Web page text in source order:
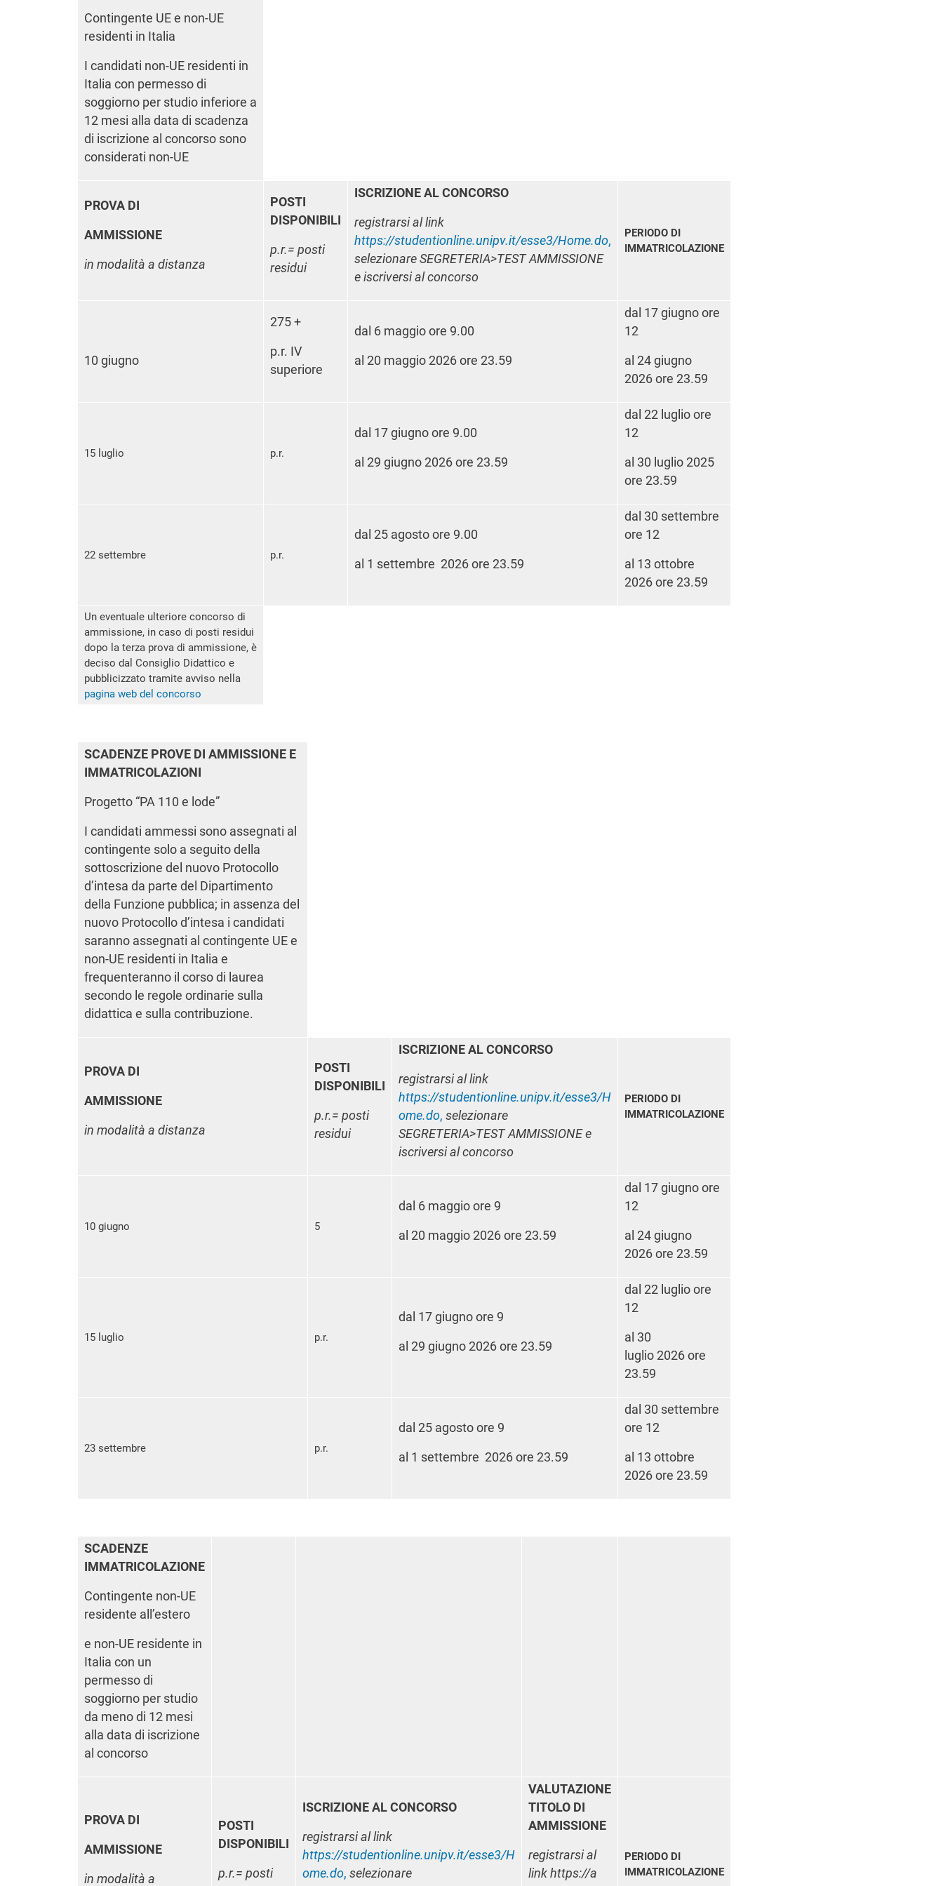
Contingente UE e non-UE
residenti in Italia
I candidati non-UE residenti in
Italia con permesso di
soggiorno per studio inferiore a
12 mesi alla data di scadenza
di iscrizione al concorso sono
considerati non-UE
PROVA DI
AMMISSIONE
in modalità a distanza
POSTI
DISPONIBILI
p.r.= posti
residui
ISCRIZIONE AL CONCORSO
registrarsi al link
https://studentionline.unipv.it/esse3/Home.do,
selezionare SEGRETERIA>TEST AMMISSIONE
e iscriversi al concorso
PERIODO DI
IMMATRICOLAZIONE
10 giugno
275 +
p.r. IV
superiore
dal 6 maggio ore 9.00
al 20 maggio 2026 ore 23.59
dal 17 giugno ore
12
al 24 giugno
2026 ore 23.59
15 luglio p.r.
dal 17 giugno ore 9.00
al 29 giugno 2026 ore 23.59
dal 22 luglio ore
12
al 30 luglio 2025
ore 23.59
22 settembre p.r.
dal 25 agosto ore 9.00
al 1 settembre 2026 ore 23.59
dal 30 settembre
ore 12
al 13 ottobre
2026 ore 23.59
Un eventuale ulteriore concorso di
ammissione, in caso di posti residui
dopo la terza prova di ammissione, è
deciso dal Consiglio Didattico e
pubblicizzato tramite avviso nella
pagina web del concorso
SCADENZE PROVE DI AMMISSIONE E
IMMATRICOLAZIONI
Progetto “PA 110 e lode”
I candidati ammessi sono assegnati al
contingente solo a seguito della
sottoscrizione del nuovo Protocollo
d’intesa da parte del Dipartimento
della Funzione pubblica; in assenza del
nuovo Protocollo d’intesa i candidati
saranno assegnati al contingente UE e
non-UE residenti in Italia e
frequenteranno il corso di laurea
secondo le regole ordinarie sulla
didattica e sulla contribuzione.
PROVA DI
AMMISSIONE
in modalità a distanza
POSTI
DISPONIBILI
p.r.= posti
residui
ISCRIZIONE AL CONCORSO
registrarsi al link
https://studentionline.unipv.it/esse3/H
ome.do, selezionare
SEGRETERIA>TEST AMMISSIONE e
iscriversi al concorso
PERIODO DI
IMMATRICOLAZIONE
10 giugno 5
dal 6 maggio ore 9
al 20 maggio 2026 ore 23.59
dal 17 giugno ore
12
al 24 giugno
2026 ore 23.59
15 luglio p.r.
dal 17 giugno ore 9
al 29 giugno 2026 ore 23.59
dal 22 luglio ore
12
al 30
luglio 2026 ore
23.59
23 settembre p.r.
dal 25 agosto ore 9
al 1 settembre 2026 ore 23.59
dal 30 settembre
ore 12
al 13 ottobre
2026 ore 23.59
SCADENZE
IMMATRICOLAZIONE
Contingente non-UE
residente all’estero
e non-UE residente in
Italia con un
permesso di
soggiorno per studio
da meno di 12 mesi
alla data di iscrizione
al concorso
PROVA DI
AMMISSIONE
in modalità a
POSTI
DISPONIBILI
p.r.= posti
ISCRIZIONE AL CONCORSO
registrarsi al link
https://studentionline.unipv.it/esse3/H
ome.do, selezionare
VALUTAZIONE
TITOLO DI
AMMISSIONE
registrarsi al
link https://a
PERIODO DI
IMMATRICOLAZIONE